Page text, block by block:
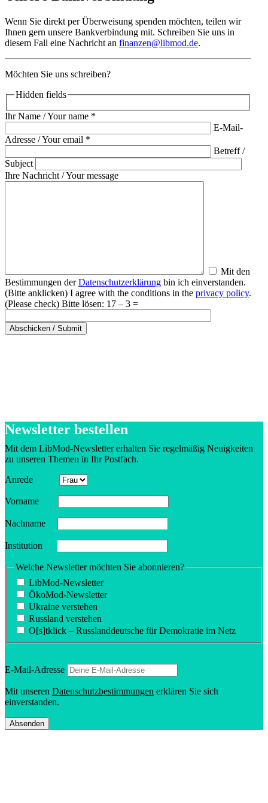
Wenn Sie direkt per Überweisung spenden möchten, teilen wir
Ihnen gern unsere Bankver­bindung mit. Schreiben Sie uns in
diesem Fall eine Nachricht an finanzen@libmod.de.
Möchten Sie uns schreiben?
Hidden fields
Ihr Name /​ Your name *
E‑Mail-
Adresse /​ Your email *
Betreff /​
Subject
Ihre Nachricht /​ Your message
Mit den
Bestim­mungen derDaten­schutz­er­klärung bin ich einver­standen.
(Bitte anklicken) I agree with the condi­tions in the privacy policy.
(Please check) Bitte lösen: 17 – 3 =
Newsletter bestellen
Mit dem LibMod-Newsletter erhalten Sie regel­mäßig Neuig­keiten
zu unseren Themen in Ihr Postfach.
Anrede
Vorname
Nachname
Insti­tution
Welche Newsletter möchten Sie abonnieren?
LibMod-Newsletter
ÖkoMod-Newsletter
Ukraine verstehen
Russland verstehen
O[s]tklick – Russland­deutsche für Demokratie im Netz
E‑Mail-Adresse
Mit unseren Daten­schutz­be­stim­mungen erklären Sie sich
einverstanden.